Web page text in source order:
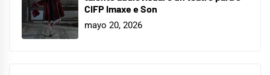
CIFP Imaxe e Son
mayo 20, 2026